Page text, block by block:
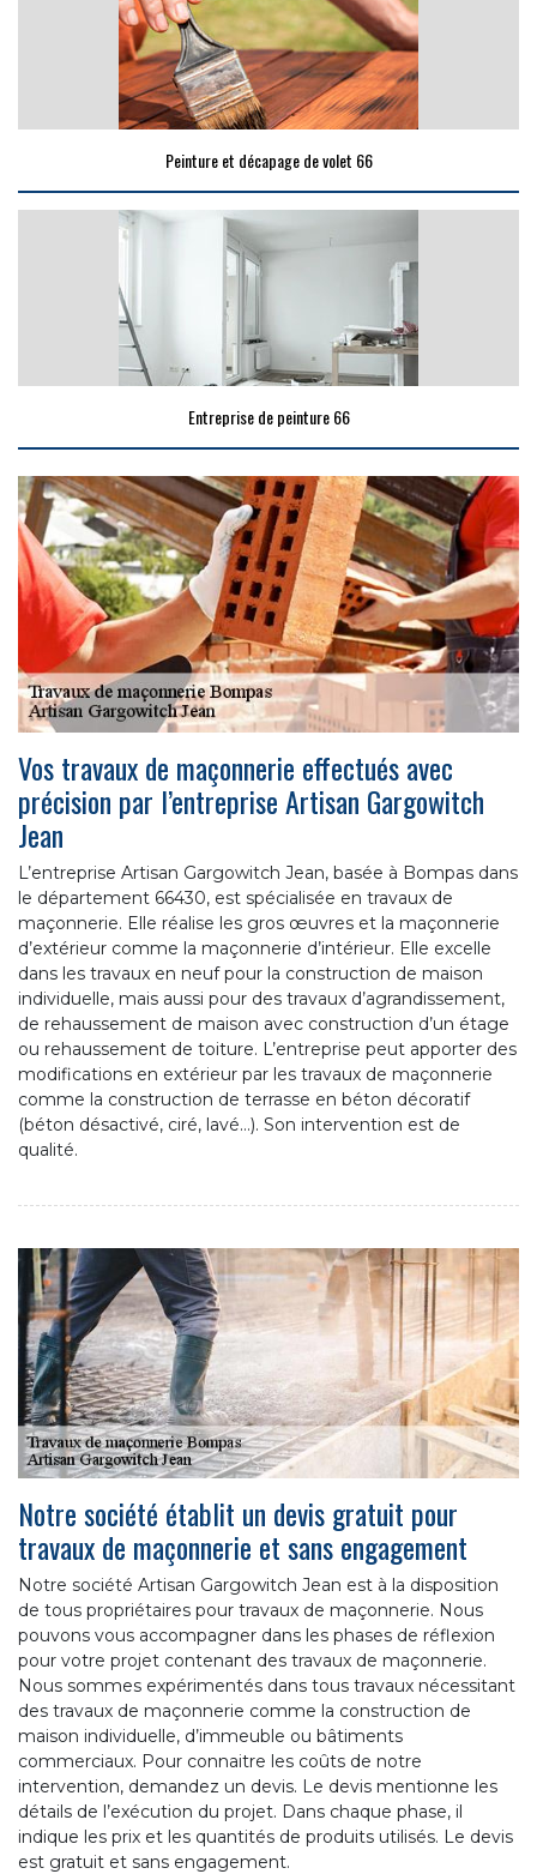
Peinture et décapage de volet 66
Entreprise de peinture 66
Vos travaux de maçonnerie effectués avec
précision par l’entreprise Artisan Gargowitch
Jean
L’entreprise Artisan Gargowitch Jean, basée à Bompas dans
le département 66430, est spécialisée en travaux de
maçonnerie. Elle réalise les gros œuvres et la maçonnerie
d’extérieur comme la maçonnerie d’intérieur. Elle excelle
dans les travaux en neuf pour la construction de maison
individuelle, mais aussi pour des travaux d’agrandissement,
de rehaussement de maison avec construction d’un étage
ou rehaussement de toiture. L’entreprise peut apporter des
modifications en extérieur par les travaux de maçonnerie
comme la construction de terrasse en béton décoratif
(béton désactivé, ciré, lavé…). Son intervention est de
qualité.
Notre société établit un devis gratuit pour
travaux de maçonnerie et sans engagement
Notre société Artisan Gargowitch Jean est à la disposition
de tous propriétaires pour travaux de maçonnerie. Nous
pouvons vous accompagner dans les phases de réflexion
pour votre projet contenant des travaux de maçonnerie.
Nous sommes expérimentés dans tous travaux nécessitant
des travaux de maçonnerie comme la construction de
maison individuelle, d’immeuble ou bâtiments
commerciaux. Pour connaitre les coûts de notre
intervention, demandez un devis. Le devis mentionne les
détails de l’exécution du projet. Dans chaque phase, il
indique les prix et les quantités de produits utilisés. Le devis
est gratuit et sans engagement.